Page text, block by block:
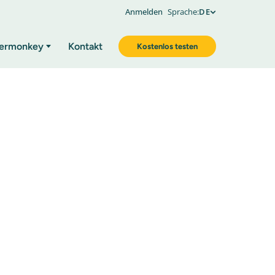
Anmelden Sprache:DE
Kontakt Kostenlos testen